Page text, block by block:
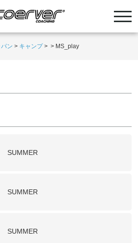
ン > キャンプ> > MS_play
SUMMER
SUMMER
SUMMER